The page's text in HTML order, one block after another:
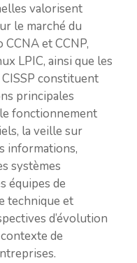
valorisent
le marché du
et CCNP,
LPIC, ainsi que les
constituent
principales
fonctionnement
la veille sur
informations,
systèmes
équipes de
technique et
d’évolution
de